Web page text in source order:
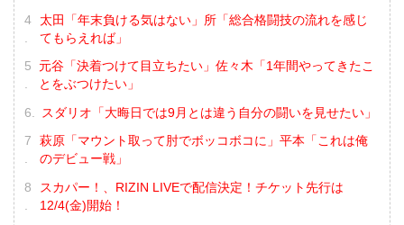
太田「年末負ける気はない」所「総合格闘技の流れを感じ
てもらえれば」
元谷「決着つけて目立ちたい」佐々木「1年間やってきたこ
とをぶつけたい」
スダリオ「大晦日では9月とは違う自分の闘いを見せたい」
萩原「マウント取って肘でボッコボコに」平本「これは俺
のデビュー戦」
スカパー！、RIZIN LIVEで配信決定！チケット先行は
12/4(金)開始！